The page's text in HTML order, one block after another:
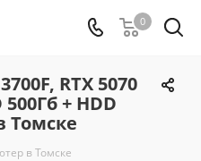
0
RTX 5070
500Гб + HDD
Томске
в Томске